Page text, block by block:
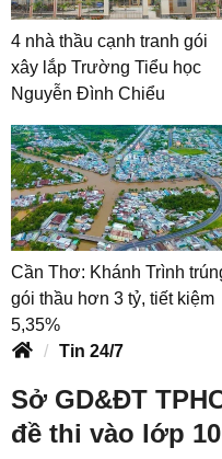
4 nhà thầu cạnh tranh gói
xây lắp Trường Tiểu học
Nguyễn Đình Chiểu
Cần Thơ: Khánh Trình
gói thầu hơn 3 tỷ, tiết kiệm
5,35%
Tin 24/7
Sở GD&ĐT
đề thi vào lớp